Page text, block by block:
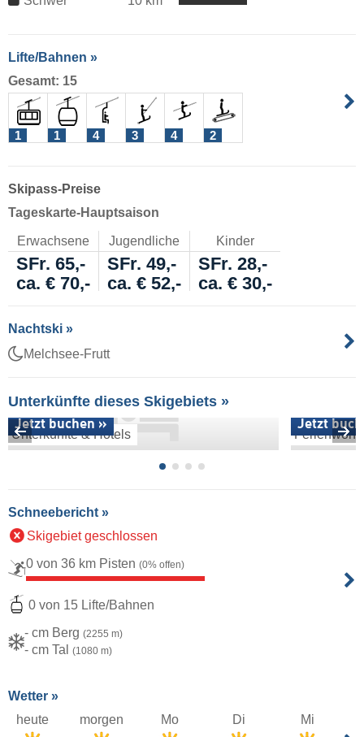
Lifte/Bahnen »
Gesamt: 15
1 1 4 3 4 2
Skipass-Preise
Tageskarte-Hauptsaison
Erwachsene Jugendliche Kinder
SFr. 65,- SFr. 49,-
SFr. 28,-
ca. € 70,-
ca. € 52,- ca. € 30,-
Nachtski »
Melchsee-Frutt
Unterkünfte dieses Skigebiets »
Unterkünfte & Hotels
Jetzt buchen » Jetzt
Schneebericht »
Skigebiet geschlossen
0 von 36 km Pisten (0% offen)
0 von 15 Lifte/Bahnen
- cm Berg (2255 m)
- cm Tal (1080 m)
Wetter »
heute
morgen Mo Di Mi